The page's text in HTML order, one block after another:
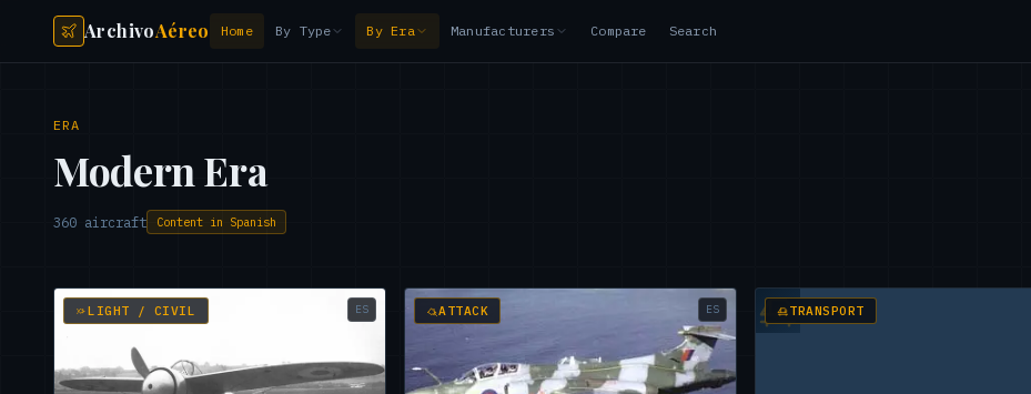
ArchivoAéreo Home By Type By Era Manufacturers Compare Search
ERA
Modern Era
360 aircraft Content in Spanish
LIGHT / CIVIL ES ATTACK ES TRANSPORT